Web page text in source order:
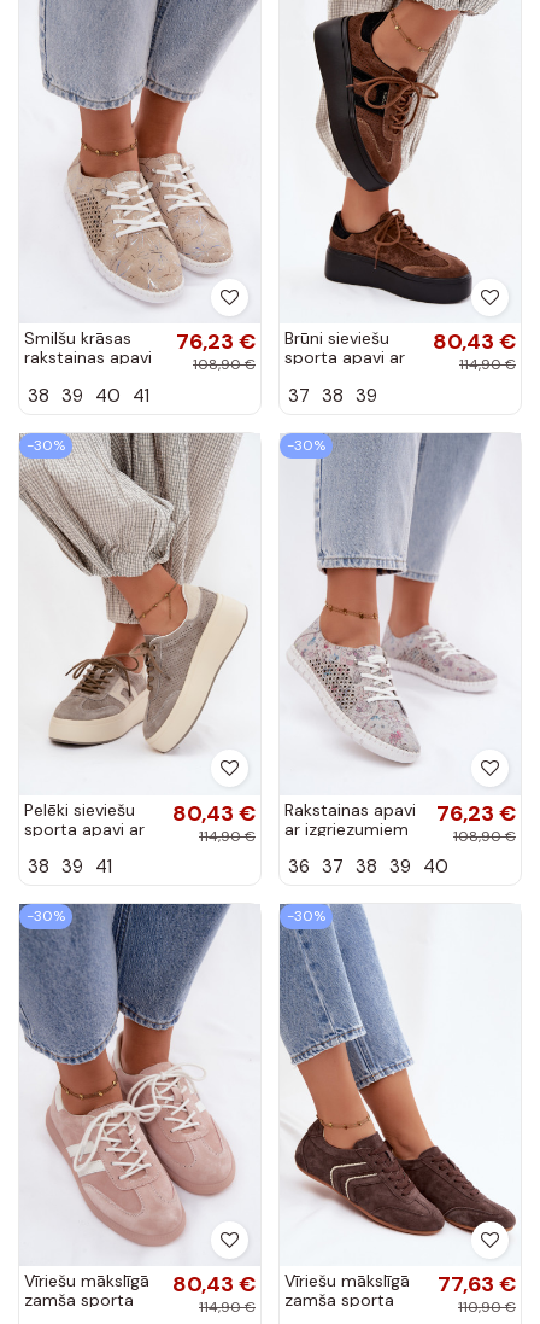
Smilšu krāsas
rakstainas apavi
no mākslīgā
76,23 €
108,90 €
38 39 40 41
Brūni sieviešu
sporta apavi ar
perforāciju
80,43 €
114,90 €
37 38 39
-30%
Pelēki sieviešu
sporta apavi ar
perforāciju
80,43 €
114,90 €
38 39 41
-30%
Rakstainas apavi
ar izgriezumiem
zamša dažādās
76,23 €
108,90 €
36 37 38 39 40
-30%
Vīriešu mākslīgā
zamša sporta
80,43 €
114,90 €
-30%
Vīriešu mākslīgā
zamša sporta
77,63 €
110,90 €